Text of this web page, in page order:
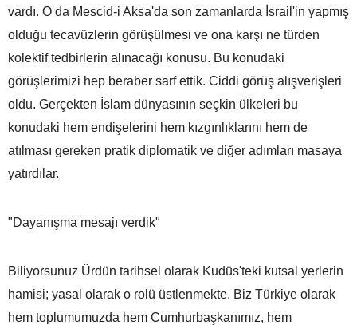
vardı. O da Mescid-i Aksa'da son zamanlarda İsrail'in yapmış
olduğu tecavüzlerin görüşülmesi ve ona karşı ne türden
kolektif tedbirlerin alınacağı konusu. Bu konudaki
görüşlerimizi hep beraber sarf ettik. Ciddi görüş alışverişleri
oldu. Gerçekten İslam dünyasının seçkin ülkeleri bu
konudaki hem endişelerini hem kızgınlıklarını hem de
atılması gereken pratik diplomatik ve diğer adımları masaya
yatırdılar.
"Dayanışma mesajı verdik"
Biliyorsunuz Ürdün tarihsel olarak Kudüs'teki kutsal yerlerin
hamisi; yasal olarak o rolü üstlenmekte. Biz Türkiye olarak
hem toplumumuzda hem Cumhurbaşkanımız, hem